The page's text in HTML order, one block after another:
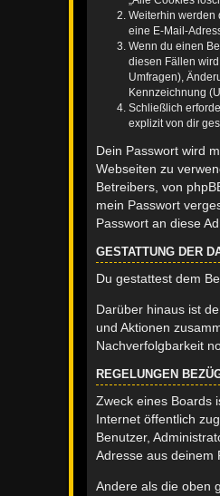
Weiterhin werden
eine E-Mail-
Wenn du einen
diesen Fällen
Umfragen),
Kennzeichnung
Schließlich
explizit von dir
Dein Passwort wird
Webseiten zu
Betreibers, von
mein Passwort
Passwort an diese
GESTATTUNG DER
Du gestattest dem
Darüber hinaus ist
und Aktionen
Nachverfolgbarkeit
REGELUNGEN
Zweck eines Boards
Internet öffentlich
Benutzer,
Adresse aus deinem
Andere als die oben